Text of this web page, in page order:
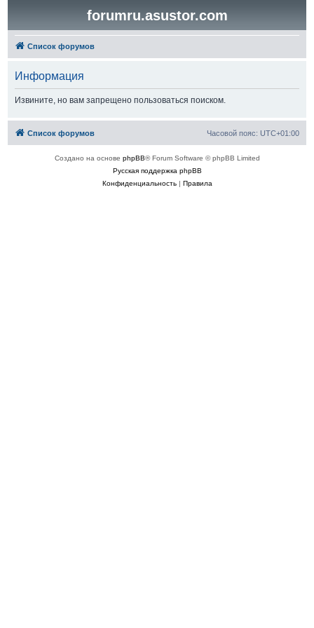
forumru.asustor.com
Список форумов
Информация
Извините, но вам запрещено пользоваться поиском.
Список форумов Часовой пояс: UTC+01:00
Создано на основе phpBB® Forum Software © phpBB Limited
Русская поддержка phpBB
Конфиденциальность| Правила